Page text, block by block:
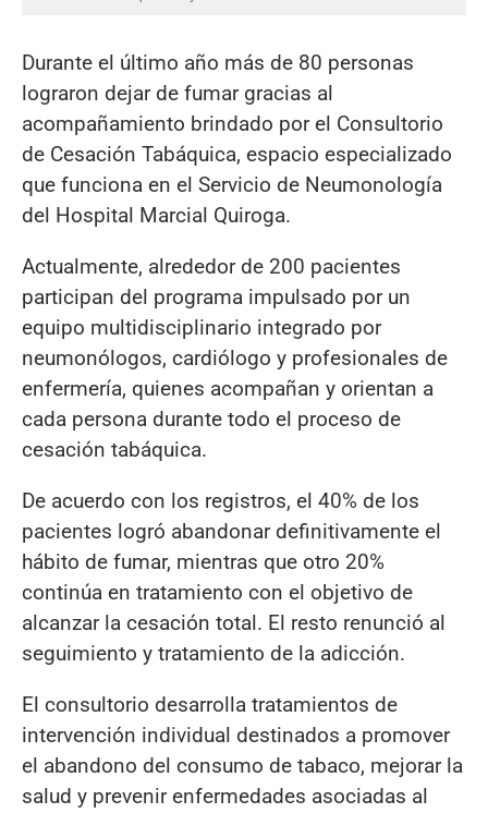
Durante el último año más de 80 personas
lograron dejar de fumar gracias al
acompañamiento brindado por el Consultorio
de Cesación Tabáquica, espacio especializado
que funciona en el Servicio de Neumonología
del Hospital Marcial Quiroga.
Actualmente, alrededor de 200 pacientes
participan del programa impulsado por un
equipo multidisciplinario integrado por
neumonólogos, cardiólogo y profesionales de
enfermería, quienes acompañan y orientan a
cada persona durante todo el proceso de
cesación tabáquica.
De acuerdo con los registros, el 40% de los
pacientes logró abandonar definitivamente el
hábito de fumar, mientras que otro 20%
continúa en tratamiento con el objetivo de
alcanzar la cesación total. El resto renunció al
seguimiento y tratamiento de la adicción.
El consultorio desarrolla tratamientos de
intervención individual destinados a promover
el abandono del consumo de tabaco, mejorar la
salud y prevenir enfermedades asociadas al